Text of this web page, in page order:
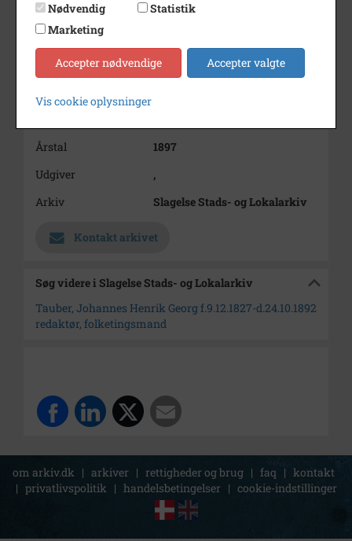
Type
Bøger
Illustrationer
Nej
Indholdsnote
Årstal
1897
Udgiver
,
Arkiv
Slagelse Stads- og Lokalarkiv
Kontakt arkivet
Søg videre i Slagelse Stads- og Lokalarkiv
Tauber, Johannes Henrik Georg f.9.12.1827-d.24.10.1892
redaktør, folketingsmand
om arkiv.dk | arkiver | rettigheder og brug | faq | kontakt
| privatlivspolitik | handelsbetingelser | cookie-indstillinger
Nødvendig
Statistik
Marketing
Accepter nødvendige Accepter valgte
Vis cookie oplysninger